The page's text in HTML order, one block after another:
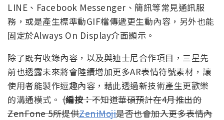
LINE、Facebook Messenger、簡訊等常見通訊服
務，或是產生標準動GIF檔傳遞更生動內容，另外也能
固定於Always On Display介面顯示。
除了既有收錄內容，以及與迪士尼合作項目，三星先
前也透露未來將會陸續增加更多AR表情符號素材，讓
使用者能製作逗趣內容，藉此透過新技術產生更歡樂
的溝通模式。(編按：不知道華碩預計在4月推出的
ZenFone 5所提供ZeniMoji是否也會加入更多表情內